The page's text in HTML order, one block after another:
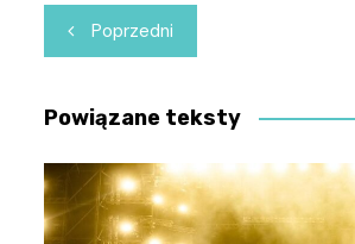
Nawigacja
wpisu
Poprzedni
Powiązane teksty